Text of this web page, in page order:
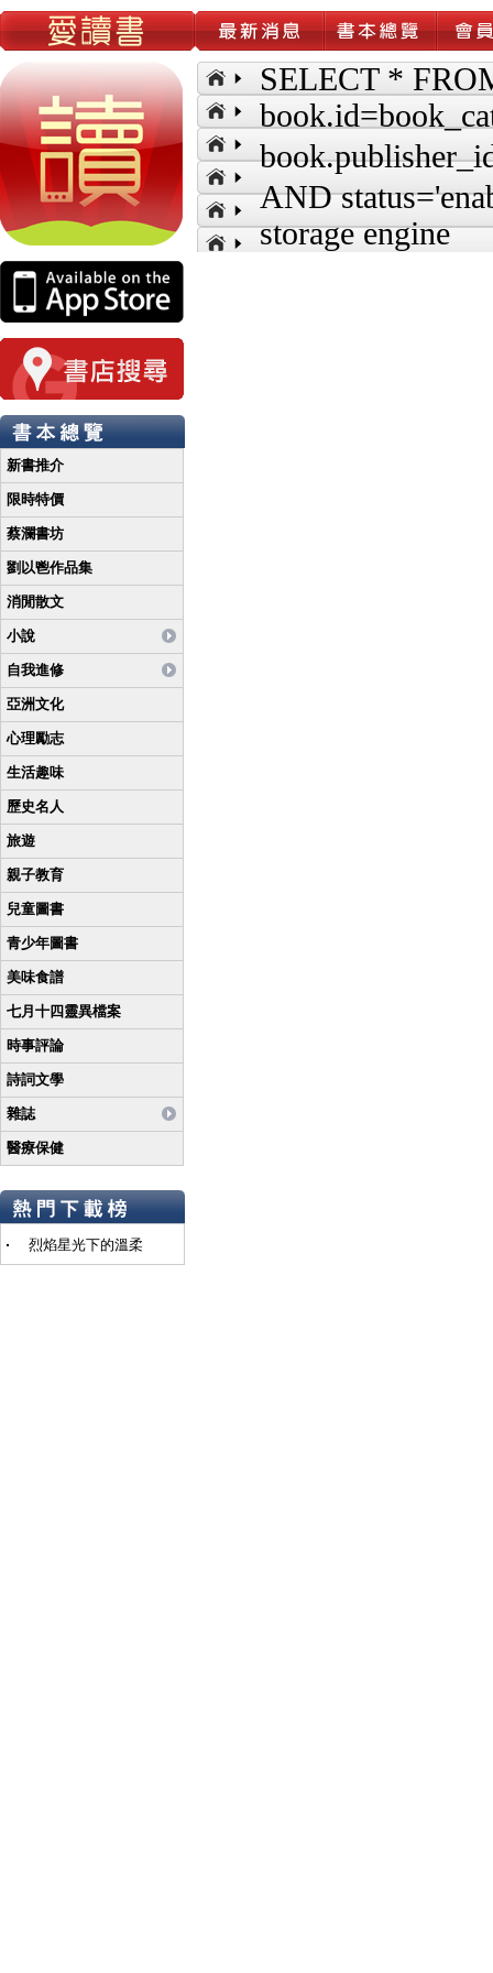
新書推介
限時特價
蔡瀾書坊
劉以鬯作品集
消閒散文
小說
自我進修
亞洲文化
心理勵志
生活趣味
歷史名人
旅遊
親子教育
兒童圖書
青少年圖書
美味食譜
七月十四靈異檔案
時事評論
詩詞文學
雜誌
醫療保健
烈焰星光下的溫柔
SELECT *
AND
storage engine